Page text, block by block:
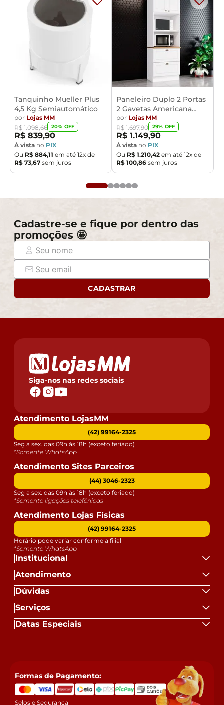
Tanquinho Mueller Plus
4,5 Kg Semiautomático
por Lojas MM
R$ 1.098,66 20% OFF
R$ 839,90
À vista no PIX
Ou R$ 884,11 em até 12x de
R$ 73,67 sem juros
Paneleiro Duplo 2 Portas
2 Gavetas Americana
Henn
por Lojas MM
R$ 1.697,90 29% OFF
R$ 1.149,90
À vista no PIX
Ou R$ 1.210,42 em até 12x de
R$ 100,86 sem juros
Cadastre-se e fique por dentro das
promoções 🤩
CADASTRAR
Siga-nos nas redes sociais
Institucional
Atendimento
Dúvidas
Serviços
Datas Especiais
Atendimento LojasMM
(42) 99164-2325
Seg a sex. das 09h às 18h (exceto feriado)
*Somente WhatsApp
Atendimento Sites Parceiros
(44) 3046-2323
Seg a sex. das 09h às 18h (exceto feriado)
*Somente ligações telefônicas
Atendimento Lojas Físicas
(42) 99164-2325
Horário pode variar conforme a filial
*Somente WhatsApp
Formas de Pagamento:
Selos e Segurança